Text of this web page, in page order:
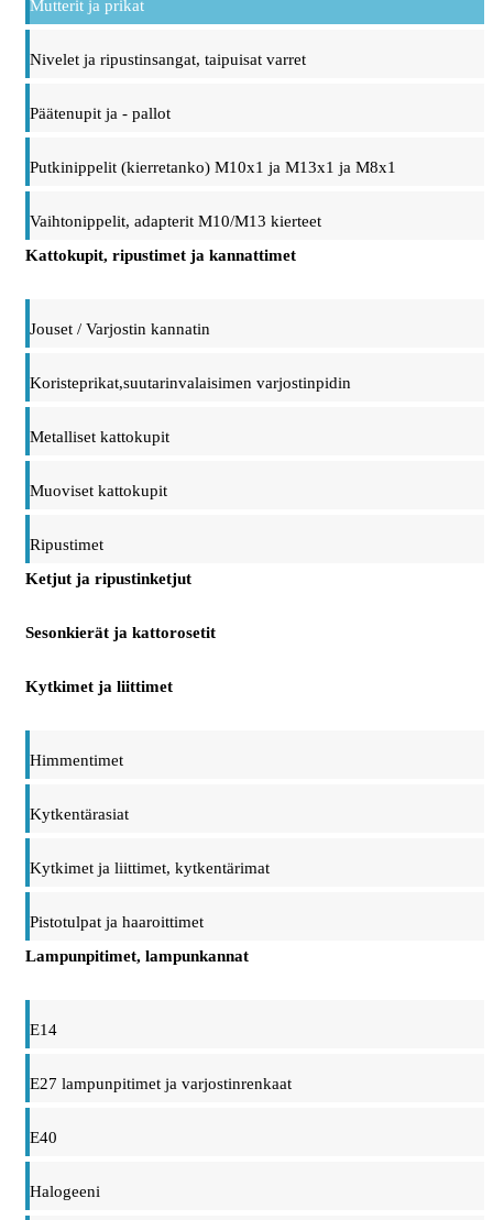
Mutterit ja prikat
Nivelet ja ripustinsangat, taipuisat varret
Päätenupit ja - pallot
Putkinippelit (kierretanko) M10x1 ja M13x1 ja M8x1
Vaihtonippelit, adapterit M10/M13 kierteet
Kattokupit, ripustimet ja kannattimet
Jouset / Varjostin kannatin
Koristeprikat,suutarinvalaisimen varjostinpidin
Metalliset kattokupit
Muoviset kattokupit
Ripustimet
Ketjut ja ripustinketjut
Sesonkierät ja kattorosetit
Kytkimet ja liittimet
Himmentimet
Kytkentärasiat
Kytkimet ja liittimet, kytkentärimat
Pistotulpat ja haaroittimet
Lampunpitimet, lampunkannat
E14
E27 lampunpitimet ja varjostinrenkaat
E40
Halogeeni